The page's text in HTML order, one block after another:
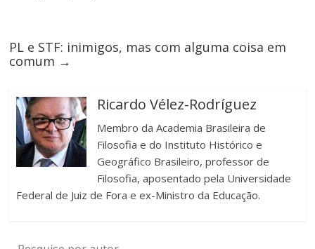
PL e STF: inimigos, mas com alguma coisa em
comum →
Ricardo Vélez-Rodríguez
Membro da Academia Brasileira de
Filosofia e do Instituto Histórico e
Geográfico Brasileiro, professor de
Filosofia, aposentado pela Universidade
Federal de Juiz de Fora e ex-Ministro da Educação.